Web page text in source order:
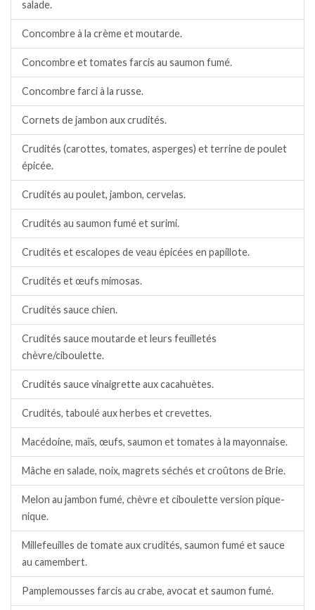
salade.
Concombre à la crème et moutarde.
Concombre et tomates farcis au saumon fumé.
Concombre farci à la russe.
Cornets de jambon aux crudités.
Crudités (carottes, tomates, asperges) et terrine de poulet
épicée.
Crudités au poulet, jambon, cervelas.
Crudités au saumon fumé et surimi.
Crudités et escalopes de veau épicées en papillote.
Crudités et œufs mimosas.
Crudités sauce chien.
Crudités sauce moutarde et leurs feuilletés
chèvre/ciboulette.
Crudités sauce vinaigrette aux cacahuètes.
Crudités, taboulé aux herbes et crevettes.
Macédoine, maïs, œufs, saumon et tomates à la mayonnaise.
Mâche en salade, noix, magrets séchés et croûtons de Brie.
Melon au jambon fumé, chèvre et ciboulette version pique-
nique.
Millefeuilles de tomate aux crudités, saumon fumé et sauce
au camembert.
Pamplemousses farcis au crabe, avocat et saumon fumé.